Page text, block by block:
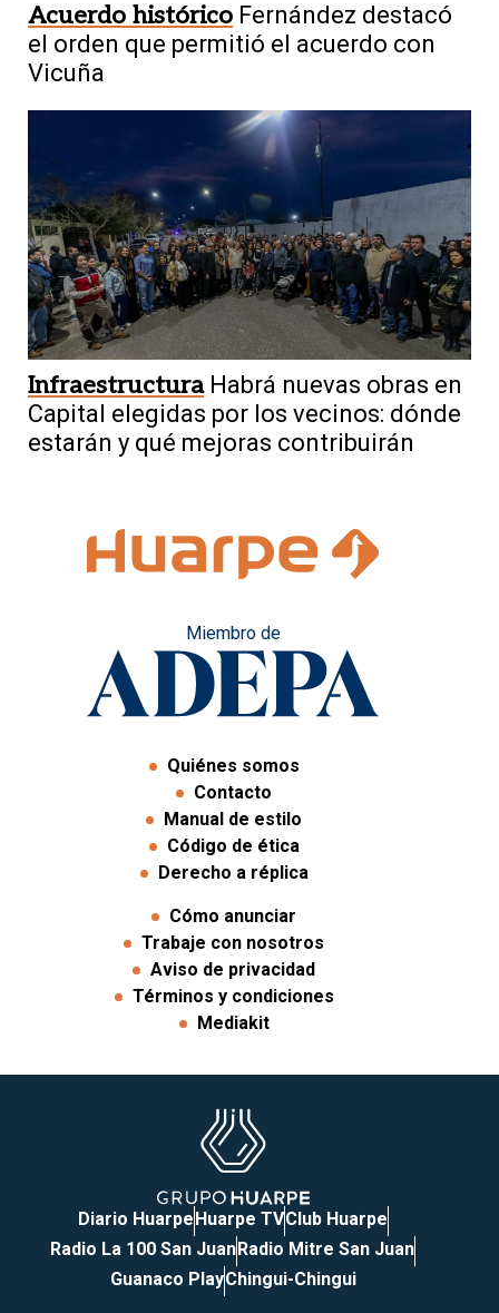
Acuerdo histórico Fernández destacó
el orden que permitió el acuerdo con
Vicuña
Infraestructura Habrá nuevas obras en
Capital elegidas por los vecinos: dónde
estarán y qué mejoras contribuirán
Miembro de
Quiénes somos
Contacto
Manual de estilo
Código de ética
Derecho a réplica
Cómo anunciar
Trabaje con nosotros
Aviso de privacidad
Términos y condiciones
Mediakit
Diario HuarpeHuarpe TVClub Huarpe
Radio La 100 San JuanRadio Mitre San Juan
Guanaco PlayChingui-Chingui